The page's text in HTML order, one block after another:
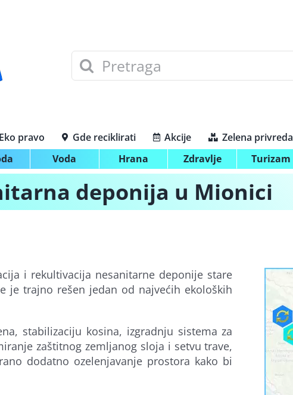
Search
for:
Voda Hrana Zdravlje Turizam
Eko pravo Gde reciklirati Akcije Zelena privreda
deponija u Mionici
i rekultivacija nesanitarne deponije stare
je trajno rešen jedan od najvećih ekoloških
stabilizaciju kosina, izgradnju sistema za
zaštitnog zemljanog sloja i setvu trave,
dodatno ozelenjavanje prostora kako bi